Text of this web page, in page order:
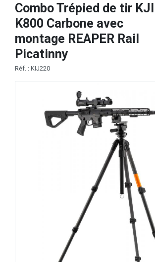
Combo Trépied de tir KJI
K800 Carbone avec
montage REAPER Rail
Picatinny
Réf. : KIJ220